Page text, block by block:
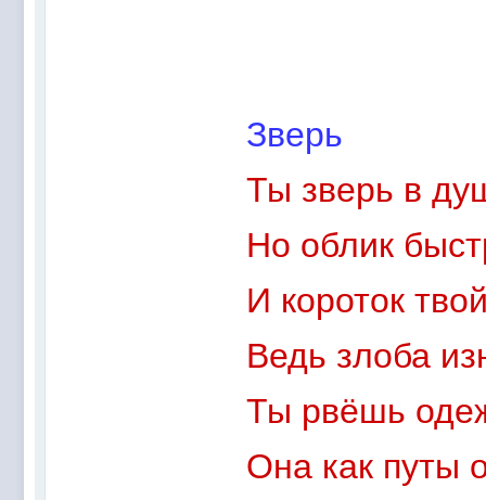
Зверь
Ты зверь в
Но облик
И короток
Ведь злоба
Ты рвёшь
Она как путы